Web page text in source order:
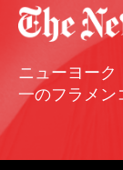
ニューヨーク
一のフラメン